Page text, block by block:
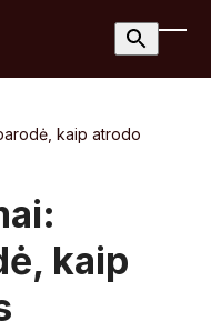
kaip atrodo
kaip